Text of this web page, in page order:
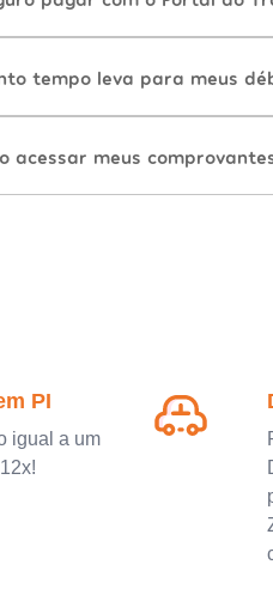
tempo leva para meus
acessar meus
PI
igual a um